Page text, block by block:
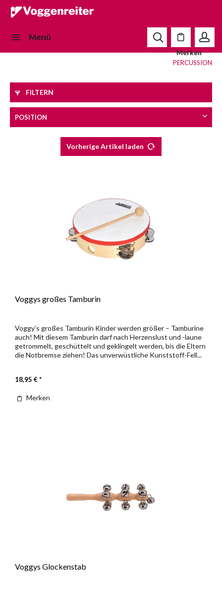
Menü
Merken
PERCUSSION
FILTERN
Vorherige Artikel laden
Voggys großes Tamburin
Voggy’s großes Tamburin Kinder werden größer – Tamburine
auch! Mit diesem Tamburin darf nach Herzenslust und -laune
getrommelt, geschüttelt und geklingelt werden, bis die Eltern
die Notbremse ziehen! Das unverwüstliche Kunststoff-Fell...
18,95 € *
Merken
Voggys Glockenstab